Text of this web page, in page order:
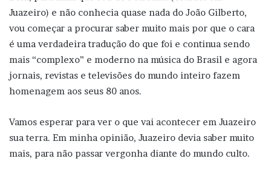
Juazeiro) e não conhecia quase nada do João Gilberto,
vou começar a procurar saber muito mais por que o cara
é uma verdadeira tradução do que foi e continua sendo
mais “complexo” e moderno na música do Brasil e agora
jornais, revistas e televisões do mundo inteiro fazem
homenagem aos seus 80 anos.
Vamos esperar para ver o que vai acontecer em Juazeiro
sua terra. Em minha opinião, Juazeiro devia saber muito
mais, para não passar vergonha diante do mundo culto.